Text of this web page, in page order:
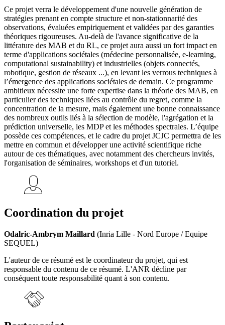
Ce projet verra le développement d'une nouvelle génération de
stratégies prenant en compte structure et non-stationnarité des
observations, évaluées empiriquement et validées par des garanties
théoriques rigoureuses. Au-delà de l'avance significative de la
littérature des MAB et du RL, ce projet aura aussi un fort impact en
terme d'applications sociétales (médecine personnalisée, e-learning,
computational sustainability) et industrielles (objets connectés,
robotique, gestion de réseaux ...), en levant les verrous techniques à
l’émergence des applications sociétales de demain. Ce programme
ambitieux nécessite une forte expertise dans la théorie des MAB, en
particulier des techniques liées au contrôle du regret, comme la
concentration de la mesure, mais également une bonne connaissance
des nombreux outils liés à la sélection de modèle, l'agrégation et la
prédiction universelle, les MDP et les méthodes spectrales. L’équipe
possède ces compétences, et le cadre du projet JCJC permettra de les
mettre en commun et développer une activité scientifique riche
autour de ces thématiques, avec notamment des chercheurs invités,
l'organisation de séminaires, workshops et d'un tutoriel.
Coordination du projet
Odalric-Ambrym Maillard (Inria Lille - Nord Europe / Equipe
SEQUEL)
L'auteur de ce résumé est le coordinateur du projet, qui est
responsable du contenu de ce résumé. L'ANR décline par
conséquent toute responsabilité quant à son contenu.